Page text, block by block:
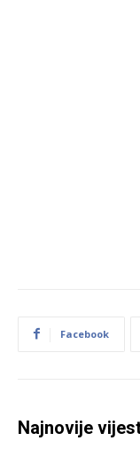
Facebook
Najnovije